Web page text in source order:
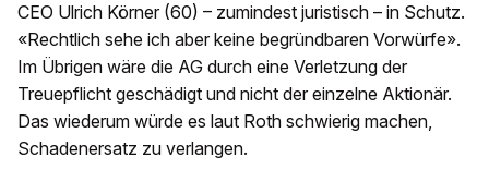
CEO Ulrich Körner (60) – zumindest juristisch – in Schutz.
«Rechtlich sehe ich aber keine begründbaren Vorwürfe».
Im Übrigen wäre die AG durch eine Verletzung der
Treuepflicht geschädigt und nicht der einzelne Aktionär.
Das wiederum würde es laut Roth schwierig machen,
Schadenersatz zu verlangen.